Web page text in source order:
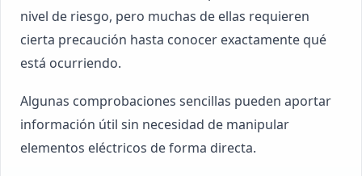
nivel de riesgo, pero muchas de ellas requieren
cierta precaución hasta conocer exactamente qué
está ocurriendo.
Algunas comprobaciones sencillas pueden aportar
información útil sin necesidad de manipular
elementos eléctricos de forma directa.